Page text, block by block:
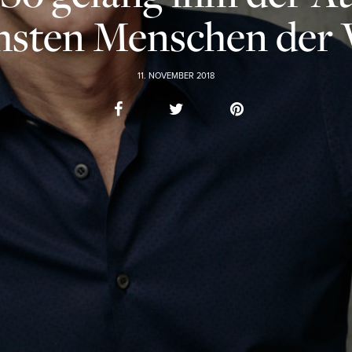
Menschen der
11. NOVEMBER 2018